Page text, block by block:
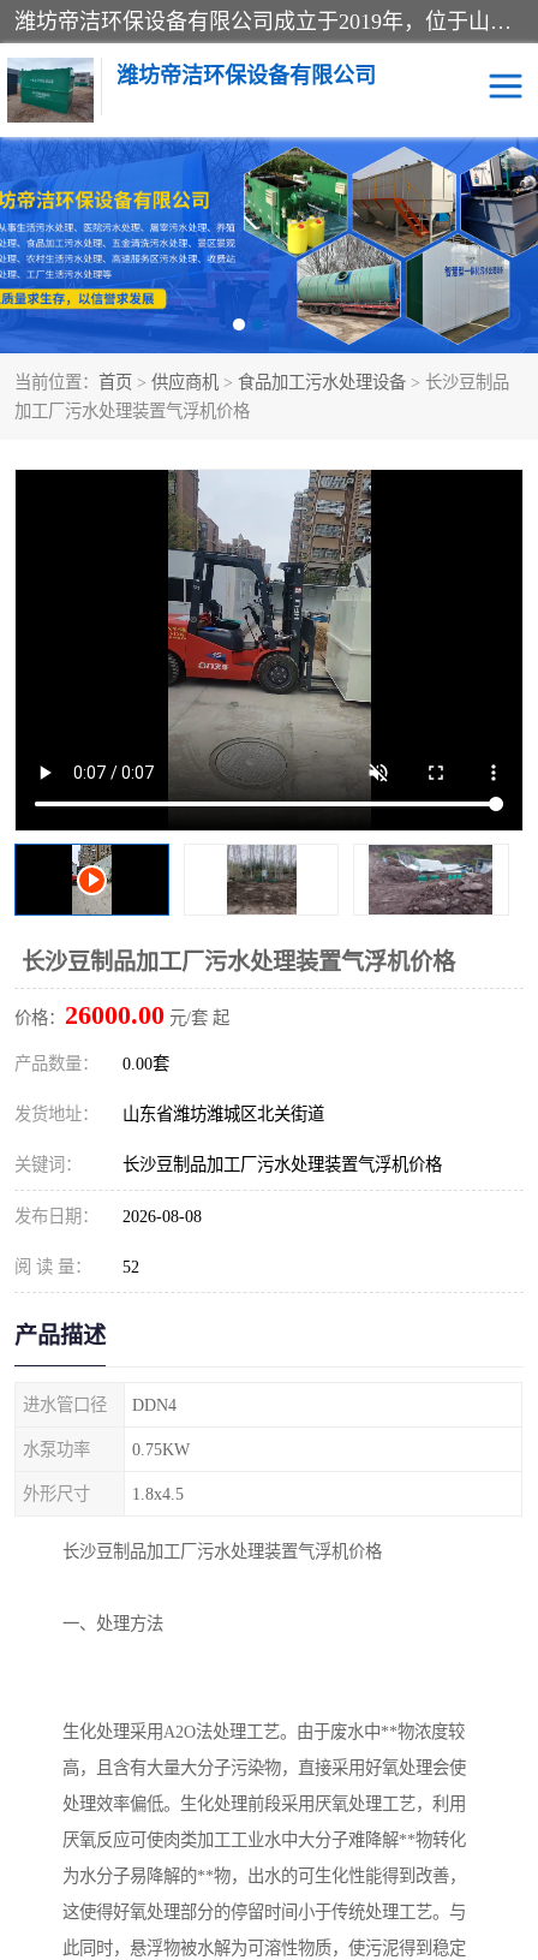
潍坊帝洁环保设备有限公司成立于2019年，位于山东省潍坊市潍城经济开发区；公司专注于环境保护专用设备及配件的研发、生产、安装与销售，同时涉及医用消毒设备、机电设备和仪器仪表的销售。此外，公司提供环保工程施工、环保技术研发与转让、技术服务以及环境工程专项设计服务，致力于为客户提供全面的环保解决方案，助力绿色可持续发展。
潍坊帝洁环保设备有限公司
当前位置： 首页 > 供应商机 > 食品加工污水处理设备 > 长沙豆制品
加工厂污水处理装置气浮机价格
长沙豆制品加工厂污水处理装置气浮机价格
价格： 26000.00 元/套 起
产品数量： 0.00套
发货地址： 山东省潍坊潍城区北关街道
关键词： 长沙豆制品加工厂污水处理装置气浮机价格
发布日期： 2026-08-08
阅 读 量： 52
产品描述
进水管口径 DDN4
水泵功率 0.75KW
外形尺寸 1.8x4.5
长沙豆制品加工厂污水处理装置气浮机价格
一、处理方法
生化处理采用A2O法处理工艺。由于废水中**物浓度较
高，且含有大量大分子污染物，直接采用好氧处理会使
处理效率偏低。生化处理前段采用厌氧处理工艺，利用
厌氧反应可使肉类加工工业水中大分子难降解**物转化
为水分子易降解的**物，出水的可生化性能得到改善，
这使得好氧处理部分的停留时间小于传统处理工艺。与
此同时，悬浮物被水解为可溶性物质，使污泥得到稳定
一体化提升泵站 屠宰肉食品加工污水处理
设备
一体化生活污水处理设备 学校污水处理设备
医院污水处理设备 喷涂废水油墨废水
玻璃钢一体化污水处理设 水性涂料加工污水处理设
养殖污水处理设备 洗涤污水处理设备
洗车废水处理设备 实验室污水处理设备
平流式溶气气浮机 风景区旅游景点污水处理
设备
高速服务区收费站污水处 微动力生化污水处理设备
海鲜加工污水处理设备 蒸发器设备价格
客运站污水处理设备 航站楼厕所污水处理设备
UASB厌氧塔 加油站油田景点旅游区污
水处理设备
风电场变电站污水处理设
备
叠螺污泥脱水机
疾控中心一体化设备处理 一体化净北槽污水处理设
餐具消毒污水处理设备
塑料编织袋一体化污水处
理设备
养老院污水处理一体化设
整形医院污水处理设备
酿酒厂一体化污水处理设
备
生活一体化污水处理设备
复合二氧化氯发生器污水
处理设备
屠宰场一体化污水处理设
地埋式一体化污水处理设
备设备
加药装置污水设备
城乡生活污水处理设备设
印刷厂污水处理设备 二级生化污水处理设备
污水提升泵站 口腔科污水处理设备
风景区生活污水处理一体 一体化污水处理设备